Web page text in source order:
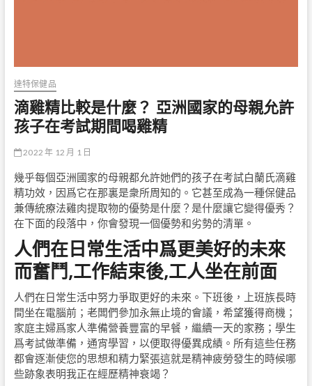
達特保健品
滴雞精比較是什麼？ 亞洲國家的母親允許
孩子在考試期間喝雞精
2022 年 12 月 1 日
幾乎每個亞洲國家的母親都允許她們的孩子在考試白蘭氏滴雞
精功效，因爲它在那裏是衆所周知的。它甚至成為一種保健品
兼傳統療法雞肉提取物的優勢是什麼？是什麼讓它變得優秀？
在下面的段落中，你會發現一個優勢和劣勢的清單。
人們在日常生活中爲更美好的未來
而奮鬥,工作結束後,工人坐在前面
人們在日常生活中努力爭取更好的未來。下班後，上班族長時
間坐在電腦前；老闆們參加永無止境的會議，希望獲得商機；
家庭主婦爲家人準備營養豐富的早餐，繼續一天的家務；學生
爲考試做準備，通宵學習，以便取得優異成績。所有這些任務
都會逐漸使您的思想和精力緊張這就是精神疲勞發生的時候哪
些跡象表明我正在經歷精神衰竭？